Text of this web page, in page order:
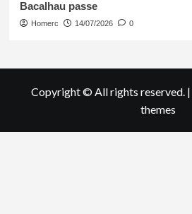
Bacalhau passe
Homerc 14/07/2026 0
Copyright © All rights reserved. |
themes